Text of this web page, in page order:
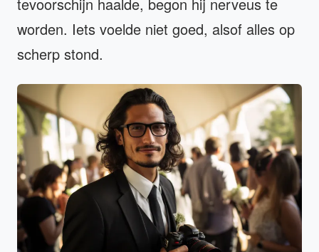
tevoorschijn haalde, begon hij nerveus te
worden. Iets voelde niet goed, alsof alles op
scherp stond.